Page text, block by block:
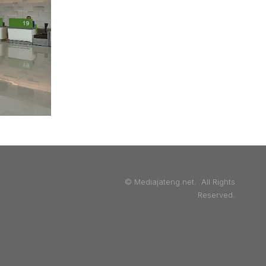
© Mediajateng.net. All Rights
Reserved.